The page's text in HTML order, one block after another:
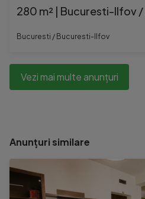
280 m² | Bucuresti-Ilfov
Bucuresti / Bucuresti-Ilfov
Vezi mai multe anunțuri
Anunțuri similare